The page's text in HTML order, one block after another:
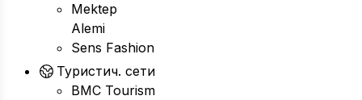
Mektep
Alemi
Sens Fashion
Туристич. сети
BMC Tourism